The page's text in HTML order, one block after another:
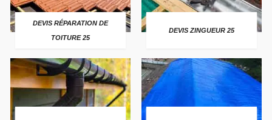
DEVIS RÉPARATION DE
TOITURE 25
DEVIS ZINGUEUR 25